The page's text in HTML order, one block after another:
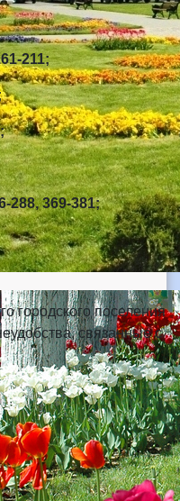
211;
288, 369-381;
городского поселения
связанные с